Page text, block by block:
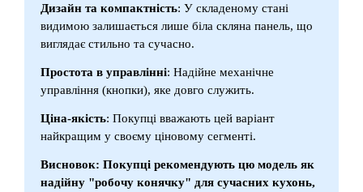
Дизайн та компактність: У складеному стані
видимою залишається лише біла скляна панель, що
виглядає стильно та сучасно.
Простота в управлінні: Надійне механічне
управління (кнопки), яке довго служить.
Ціна-якість: Покупці вважають цей варіант
найкращим у своєму ціновому сегменті.
Висновок: Покупці рекомендують цю модель як
надійну "робочу конячку" для сучасних кухонь,